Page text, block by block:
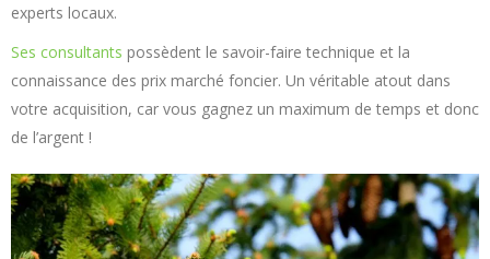
experts locaux.
Ses consultants possèdent le savoir-faire technique et la
connaissance des prix marché foncier. Un véritable atout dans
votre acquisition, car vous gagnez un maximum de temps et donc
de l’argent !